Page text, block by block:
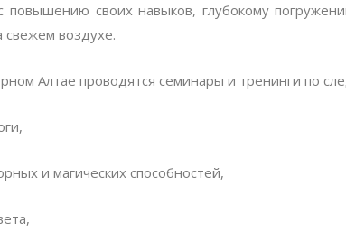
повышению своих навыков, глубокому
воздухе.
Алтае проводятся семинары и тренинги по
и магических способностей,